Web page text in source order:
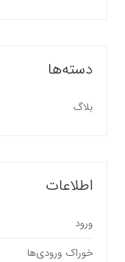
دسته‌ها
بلاگ
اطلاعات
ورود
خوراک ورودی‌ها